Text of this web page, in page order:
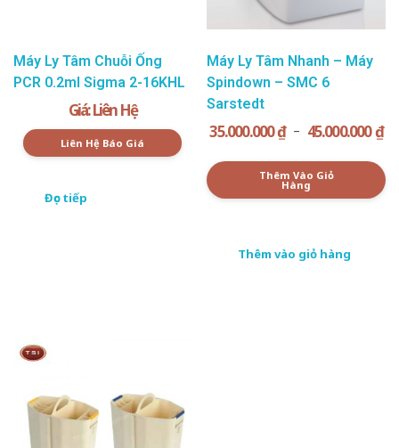
Máy Ly Tâm Chuỗi Ống
PCR 0.2ml Sigma 2-16KHL
Giá: Liên Hệ
Liên Hệ Báo Giá
Đọc tiếp
Máy Ly Tâm Nhanh – Máy
Spindown – SMC 6
Sarstedt
35.000.000₫ – 45.000.000₫
Thêm Vào Giỏ
Hàng
Thêm vào giỏ hàng